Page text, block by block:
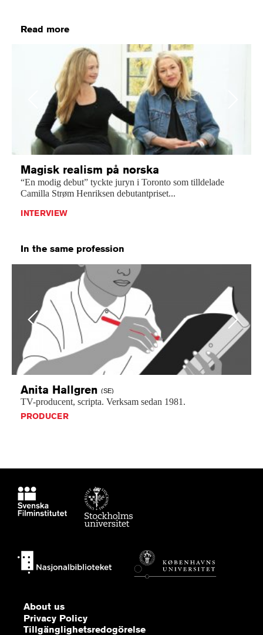
Read more
Previous
Magisk realism på norska
“En modig debut” tyckte juryn i Toronto som tilldelade
Camilla Strøm Henriksen debutantpriset...
INTERVIEW
In the same profession
Previous
Anita Hallgren (SE)
TV-producent, scripta. Verksam sedan 1981.
PRODUCER
Next
About us
Privacy Policy
Tillgänglighetsredogörelse